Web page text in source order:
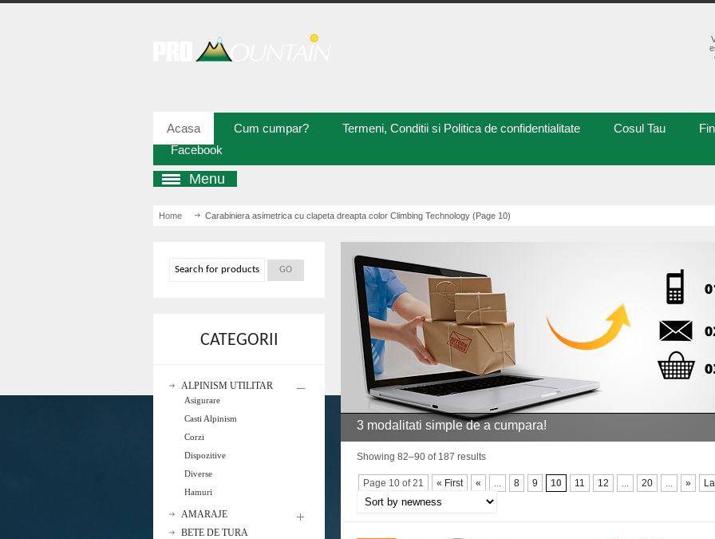
Acasa Cum cumpar? Termeni, Conditii si Politica de confidentialitate Cosul Tau
Facebook
Menu
Home / Carabiniera asimetrica cu clapeta dreapta color Climbing Technology (Page 10)
3 modalitati simple de a cumpara!
Showing 82–90 of 187 results
Page 10 of 21 « First « ... 8 9 10 11 12 ... 20 ... »
CATEGORII
ALPINISM UTILITAR
Asigurare
Casti Alpinism
Corzi
Dispozitive
Diverse
Hamuri
AMARAJE
BETE DE TURA